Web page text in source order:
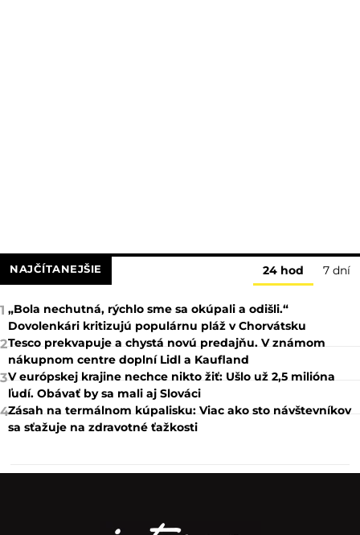
NAJČÍTANEJŠIE 24 hod 7 dní
1 „Bola nechutná, rýchlo sme sa okúpali a odišli.“
Dovolenkári kritizujú populárnu pláž v Chorvátsku
2Tesco prekvapuje a chystá novú predajňu. V známom
nákupnom centre doplní Lidl a Kaufland
3V európskej krajine nechce nikto žiť: Ušlo už 2,5 milióna
ľudí. Obávať by sa mali aj Slováci
4Zásah na termálnom kúpalisku: Viac ako sto návštevníkov
sa sťažuje na zdravotné ťažkosti